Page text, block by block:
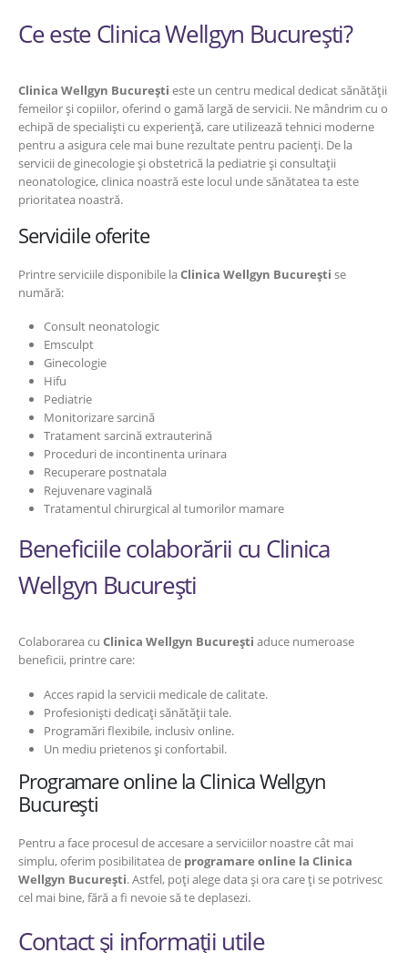
Ce este Clinica Wellgyn București?
Clinica Wellgyn București este un centru medical dedicat sănătății
femeilor și copiilor, oferind o gamă largă de servicii. Ne mândrim cu o
echipă de specialiști cu experiență, care utilizează tehnici moderne
pentru a asigura cele mai bune rezultate pentru pacienți. De la
servicii de ginecologie și obstetrică la pediatrie și consultații
neonatologice, clinica noastră este locul unde sănătatea ta este
prioritatea noastră.
Serviciile oferite
Printre serviciile disponibile laClinica Wellgyn București se
numără:
Consult neonatologic
Emsculpt
Ginecologie
Hifu
Pediatrie
Monitorizare sarcină
Tratament sarcină extrauterină
Proceduri de incontinenta urinara
Recuperare postnatala
Rejuvenare vaginală
Tratamentul chirurgical al tumorilor mamare
Beneficiile colaborării cu Clinica
Wellgyn București
Colaborarea cu Clinica Wellgyn București aduce numeroase
beneficii, printre care:
Acces rapid la servicii medicale de calitate.
Profesioniști dedicați sănătății tale.
Programări flexibile, inclusiv online.
Un mediu prietenos și confortabil.
Programare online la Clinica Wellgyn
București
Pentru a face procesul de accesare a serviciilor noastre cât mai
simplu, oferim posibilitatea de programare online la Clinica
Wellgyn București. Astfel, poți alege data și ora care ți se potrivesc
cel mai bine, fără a fi nevoie să te deplasezi.
Contact și informații utile